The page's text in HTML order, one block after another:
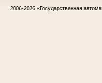
2006-2026 «Государственная